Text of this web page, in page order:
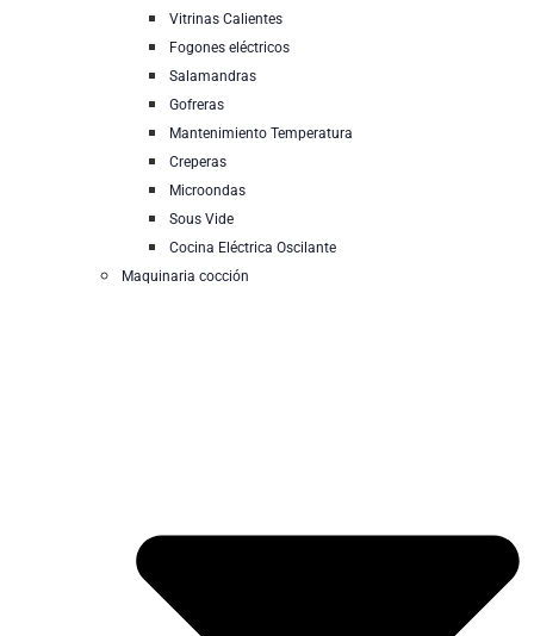
Vitrinas Calientes
Fogones eléctricos
Salamandras
Gofreras
Mantenimiento Temperatura
Creperas
Microondas
Sous Vide
Cocina Eléctrica Oscilante
Maquinaria cocción